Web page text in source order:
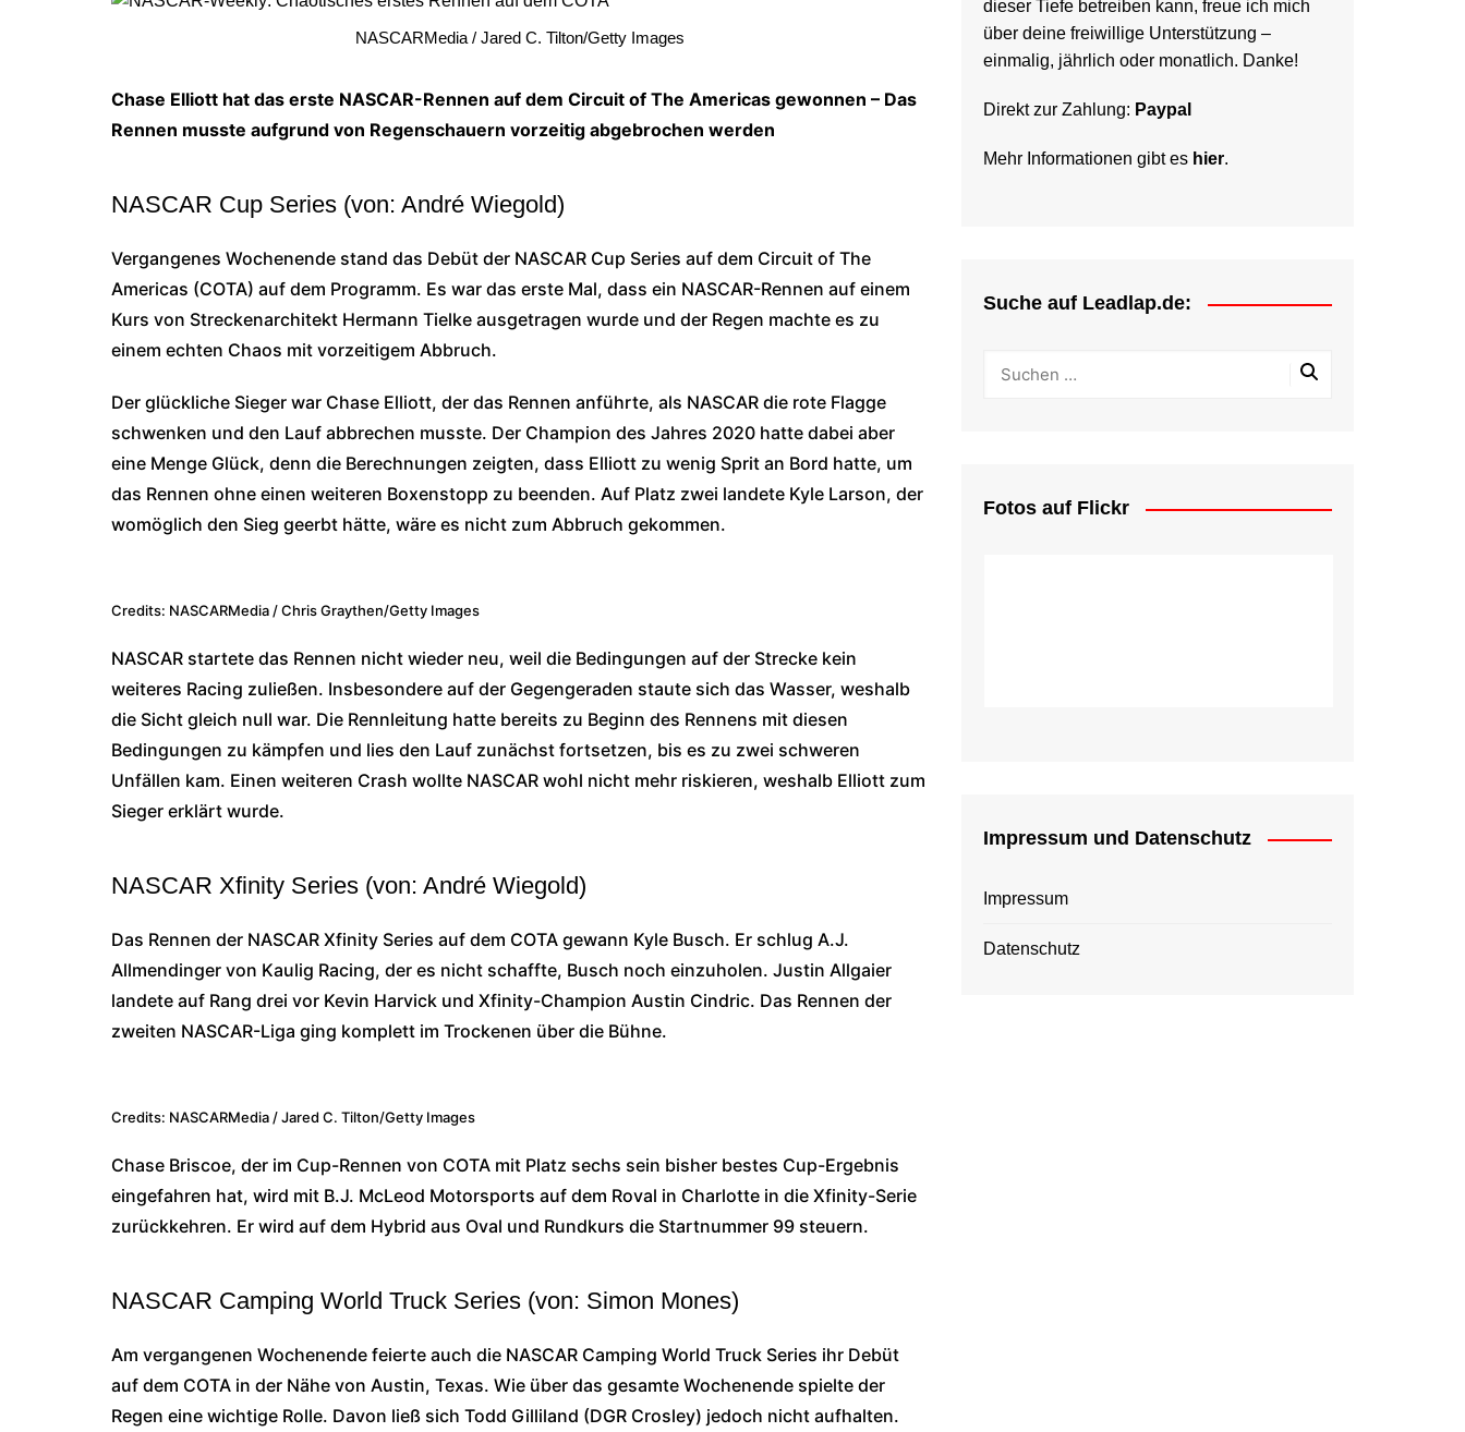
NASCARMedia / Jared C. Tilton/Getty Images
Chase Elliott hat das erste NASCAR-Rennen auf dem Circuit of The Americas gewonnen – Das
Rennen musste aufgrund von Regenschauern vorzeitig abgebrochen werden
NASCAR Cup Series (von: André Wiegold)
Vergangenes Wochenende stand das Debüt der NASCAR Cup Series auf dem Circuit of The
Americas (COTA) auf dem Programm. Es war das erste Mal, dass ein NASCAR-Rennen auf einem
Kurs von Streckenarchitekt Hermann Tielke ausgetragen wurde und der Regen machte es zu
einem echten Chaos mit vorzeitigem Abbruch.
Der glückliche Sieger war Chase Elliott, der das Rennen anführte, als NASCAR die rote Flagge
schwenken und den Lauf abbrechen musste. Der Champion des Jahres 2020 hatte dabei aber
eine Menge Glück, denn die Berechnungen zeigten, dass Elliott zu wenig Sprit an Bord hatte, um
das Rennen ohne einen weiteren Boxenstopp zu beenden. Auf Platz zwei landete Kyle Larson, der
womöglich den Sieg geerbt hätte, wäre es nicht zum Abbruch gekommen.
Credits: NASCARMedia / Chris Graythen/Getty Images
NASCAR startete das Rennen nicht wieder neu, weil die Bedingungen auf der Strecke kein
weiteres Racing zuließen. Insbesondere auf der Gegengeraden staute sich das Wasser, weshalb
die Sicht gleich null war. Die Rennleitung hatte bereits zu Beginn des Rennens mit diesen
Bedingungen zu kämpfen und lies den Lauf zunächst fortsetzen, bis es zu zwei schweren
Unfällen kam. Einen weiteren Crash wollte NASCAR wohl nicht mehr riskieren, weshalb Elliott zum
Sieger erklärt wurde.
NASCAR Xfinity Series (von: André Wiegold)
Das Rennen der NASCAR Xfinity Series auf dem COTA gewann Kyle Busch. Er schlug A.J.
Allmendinger von Kaulig Racing, der es nicht schaffte, Busch noch einzuholen. Justin Allgaier
landete auf Rang drei vor Kevin Harvick und Xfinity-Champion Austin Cindric. Das Rennen der
zweiten NASCAR-Liga ging komplett im Trockenen über die Bühne.
Credits: NASCARMedia / Jared C. Tilton/Getty Images
Chase Briscoe, der im Cup-Rennen von COTA mit Platz sechs sein bisher bestes Cup-Ergebnis
eingefahren hat, wird mit B.J. McLeod Motorsports auf dem Roval in Charlotte in die Xfinity-Serie
zurückkehren. Er wird auf dem Hybrid aus Oval und Rundkurs die Startnummer 99 steuern.
NASCAR Camping World Truck Series (von: Simon Mones)
Am vergangenen Wochenende feierte auch die NASCAR Camping World Truck Series ihr Debüt
auf dem COTA in der Nähe von Austin, Texas. Wie über das gesamte Wochenende spielte der
Regen eine wichtige Rolle. Davon ließ sich Todd Gilliland (DGR Crosley) jedoch nicht aufhalten.
dieser Tiefe betreiben kann, freue ich mich
über deine freiwillige Unterstützung –
einmalig, jährlich oder monatlich. Danke!
Direkt zur Zahlung: Paypal
Mehr Informationen gibt es hier.
Suche auf Leadlap.de:
Fotos auf Flickr
Impressum und Datenschutz
Impressum
Datenschutz